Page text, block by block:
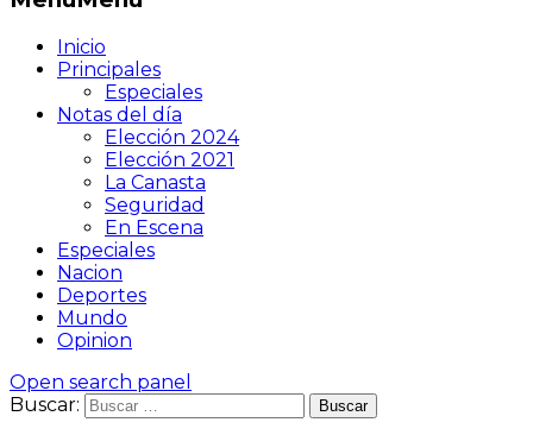
Inicio
Principales
Especiales
Notas del día
Elección 2024
Elección 2021
La Canasta
Seguridad
En Escena
Especiales
Nacion
Deportes
Mundo
Opinion
Open search panel
Buscar: